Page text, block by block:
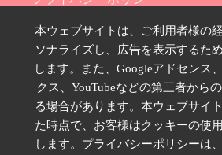
特定商取引法に基づく表示
SNSのフォローはこちら
本ウェブサイトは、ご利用者様の
ソナライズし、広告を表示するた
します。また、Googleアドセンス
クス、YouTubeなどの第三者から
る場合があります。本ウェブサイ
た時点で、お客様はクッキーの使
します。プライバシーポリシーは